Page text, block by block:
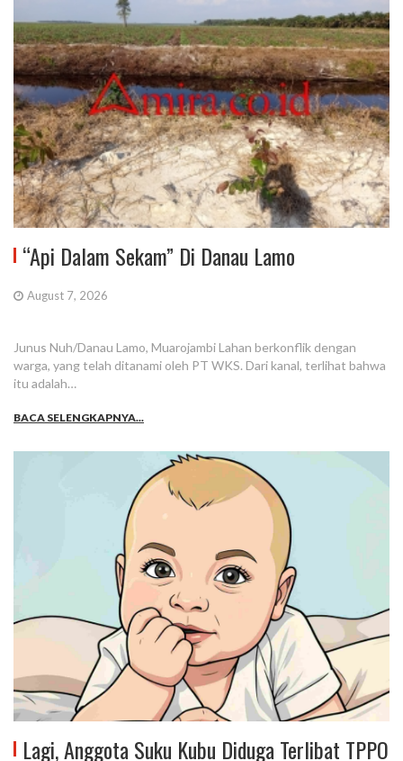
“Api Dalam Sekam” Di Danau Lamo
August 7, 2026
Junus Nuh/Danau Lamo, Muarojambi Lahan berkonflik dengan
warga, yang telah ditanami oleh PT WKS. Dari kanal, terlihat bahwa
itu adalah…
BACA SELENGKAPNYA...
Lagi, Anggota Suku Kubu Diduga Terlibat TPPO